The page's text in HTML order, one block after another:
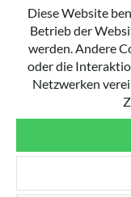
Vertrag
Diese Website
Betrieb der
werden. Andere
oder die
Netzwerken